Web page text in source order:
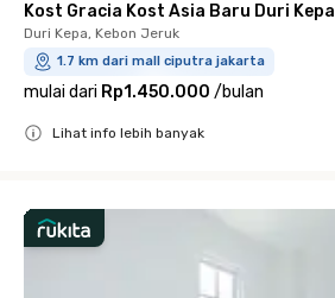
Kost Gracia Kost Asia Baru Duri Kepa
Duri Kepa, Kebon Jeruk
1.7 km dari mall ciputra jakarta
mulai dari Rp1.450.000 /bulan
Lihat info lebih banyak